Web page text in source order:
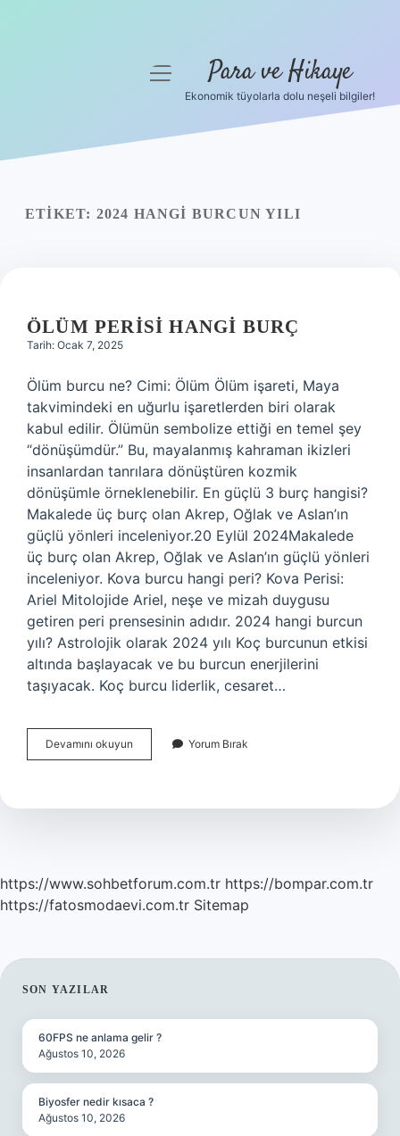
Yasal Uyarı
menüyü
Para ve Hikaye
Ekonomik tüyolarla dolu neşeli bilgiler!
ETIKET: 2024 HANGI BURCUN YILI
ÖLÜM PERISI HANGI BURÇ
Tarih: Ocak 7, 2025
Ölüm burcu ne? Cimi: Ölüm Ölüm işareti, Maya
takvimindeki en uğurlu işaretlerden biri olarak
kabul edilir. Ölümün sembolize ettiği en temel şey
“dönüşümdür.” Bu, mayalanmış kahraman ikizleri
insanlardan tanrılara dönüştüren kozmik
dönüşümle örneklenebilir. En güçlü 3 burç hangisi?
Makalede üç burç olan Akrep, Oğlak ve Aslan’ın
güçlü yönleri inceleniyor.20 Eylül 2024Makalede
üç burç olan Akrep, Oğlak ve Aslan’ın güçlü yönleri
inceleniyor. Kova burcu hangi peri? Kova Perisi:
Ariel Mitolojide Ariel, neşe ve mizah duygusu
getiren peri prensesinin adıdır. 2024 hangi burcun
yılı? Astrolojik olarak 2024 yılı Koç burcunun etkisi
altında başlayacak ve bu burcun enerjilerini
taşıyacak. Koç burcu liderlik, cesaret…
Devamını okuyun
Perisi
Yorum Bırak
https://www.sohbetforum.com.tr https://bompar.com.tr
https://fatosmodaevi.com.tr Sitemap
SIDEBAR
SON YAZILAR
60FPS ne anlama gelir ?
Ağustos 10, 2026
Biyosfer nedir kısaca ?
Ağustos 10, 2026